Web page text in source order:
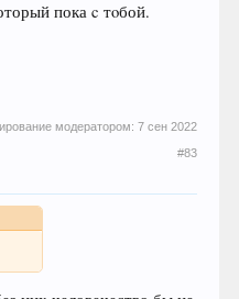
пока c тoбой.
модератором: 7 сен 2022
#83